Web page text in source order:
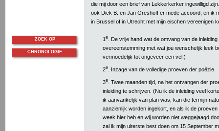
die mij door een brief van Lekkerkerker ingewilligd
ook Dick B. en Jan Greshoff er mede accoord, en ik
in Brussel of in Utrecht met mijn eischen vereenigen
1 e . De vrije hand wat de omvang van de
overeenstemming met wat jou wenschelijk leek
vermoedelijk tot ongeveer een vel.)
2e . Inzage van de volledige proeven der poëzie.
3e . Twee maanden tijd, na het ontvangen der
inleiding te schrijven. (Nu ik de inleiding veel
ik aanvankelijk van plan was, kan die termijn
aanzienlijk worden ingekort, en als ik de proeven
week hier heb en wij worden niet weggejaagd
zal ik mijn uiterste best doen om 15 September
ZOEK OP
CHRONOLOGIE